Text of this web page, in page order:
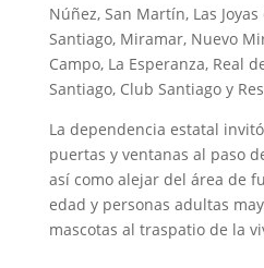
Núñez, San Martín, Las
Santiago, Miramar, Nuevo
Campo, La Esperanza, Real
Santiago, Club Santiago y
La dependencia estatal
puertas y ventanas al paso
así como alejar del área de
edad y personas adultas
mascotas al traspatio de la